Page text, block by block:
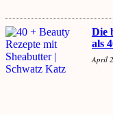
Die
als
April